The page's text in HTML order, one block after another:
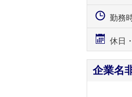
勤務
休日
企業名